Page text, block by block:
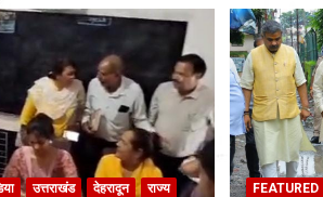
उत्तराखंड देहरादून राज्य FEATURED